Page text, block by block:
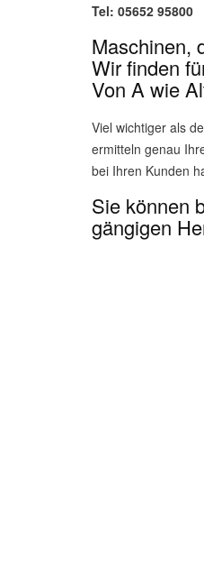
Tel: 05652 95800
Maschinen,
Wir finden
Von A wie
Viel wichtiger als
ermitteln genau
bei Ihren Kunden
Sie können
gängigen